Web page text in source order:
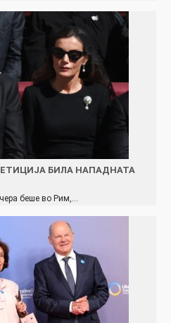
БИЛА НАПАДНАТА
беше во Рим,…